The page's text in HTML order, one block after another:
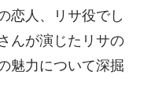
恋人、リサ役でし
んが演じたリサの
魅力について深掘